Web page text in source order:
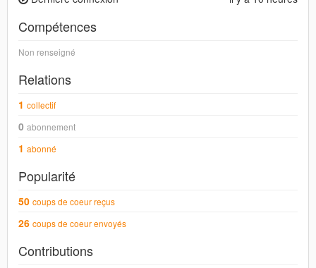
Compétences
Non renseigné
Relations
1 collectif
0 abonnement
1 abonné
Popularité
50 coups de coeur reçus
26 coups de coeur envoyés
Contributions